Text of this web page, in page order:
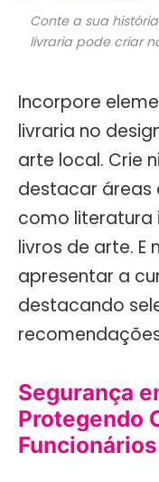
Conte a sua
livraria pode criar
Incorpore
livraria no
arte local. Crie
destacar áreas
como literatura
livros de arte. E
apresentar a
destacando
Segurança
Protegendo
Funcionários